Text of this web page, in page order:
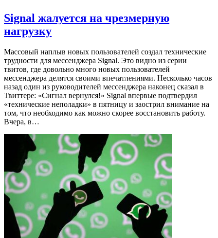
Signal жалуется на чрезмерную
нагрузку
Массовый наплыв новых пользователей создал технические
трудности для мессенджера Signal. Это видно из серии
твитов, где довольно много новых пользователей
мессенджера делятся своими впечатлениями. Несколько часов
назад один из руководителей мессенджера наконец сказал в
Твиттере: «Сигнал вернулся!» Signal впервые подтвердил
«технические неполадки» в пятницу и заострил внимание на
том, что необходимо как можно скорее восстановить работу.
Вчера, в…